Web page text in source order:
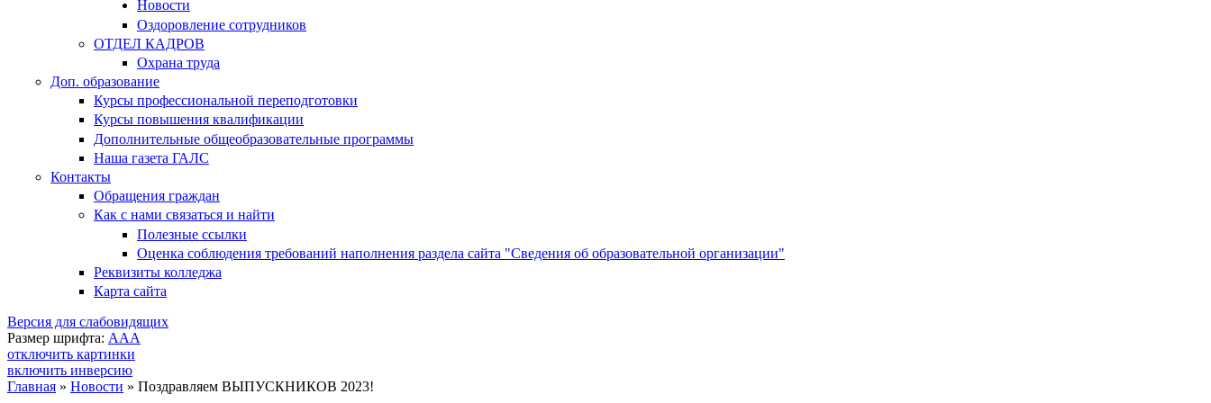
Новости
Оздоровление сотрудников
ОТДЕЛ КАДРОВ
Охрана труда
Доп. образование
Курсы профессиональной переподготовки
Курсы повышения квалификации
Дополнительные общеобразовательные программы
Наша газета ГАЛС
Контакты
Обращения граждан
Как с нами связаться и найти
Полезные ссылки
Оценка соблюдения требований наполнения раздела сайта "Сведения об образовательной организации"
Реквизиты колледжа
Карта сайта
Версия для слабовидящих
Размер шрифта: AAA
отключить картинки
включить инверсию
Главная » Новости » Поздравляем ВЫПУСКНИКОВ 2023!